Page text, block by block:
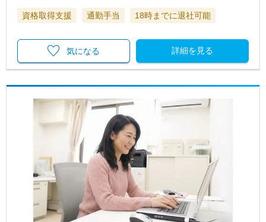
資格取得支援 通勤手当 18時までに退社可能
詳細を見る
気になる